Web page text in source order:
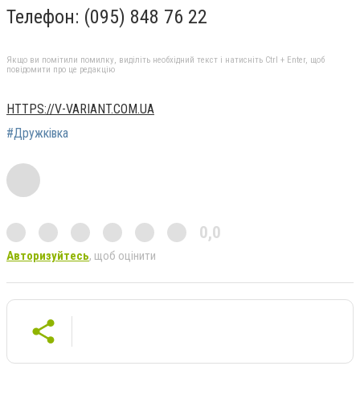
Телефон: (095) 848 76 22
Якщо ви помітили помилку, виділіть необхідний текст і натисніть Ctrl + Enter, щоб
повідомити про це редакцію
HTTPS://V-VARIANT.COM.UA
#Дружківка
0,0
Авторизуйтесь, щоб оцінити